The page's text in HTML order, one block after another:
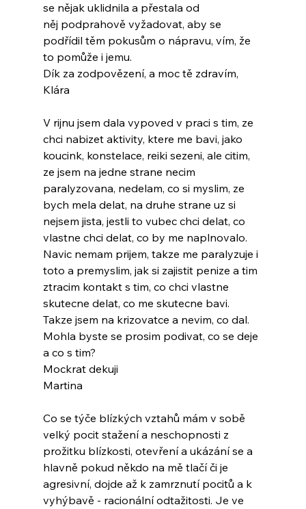
se nějak uklidnila a přestala od
něj podprahově vyžadovat, aby se
podřídil těm pokusům o nápravu, vím, že
to pomůže i jemu.
Dík za zodpovězení, a moc tě zdravím,
Klára
V rijnu jsem dala vypoved v praci s tim, ze
chci nabizet aktivity, ktere me bavi, jako
koucink, konstelace, reiki sezeni, ale citim,
ze jsem na jedne strane necim
paralyzovana, nedelam, co si myslim, ze
bych mela delat, na druhe strane uz si
nejsem jista, jestli to vubec chci delat, co
vlastne chci delat, co by me naplnovalo.
Navic nemam prijem, takze me paralyzuje i
toto a premyslim, jak si zajistit penize a tim
ztracim kontakt s tim, co chci vlastne
skutecne delat, co me skutecne bavi.
Takze jsem na krizovatce a nevim, co dal.
Mohla byste se prosim podivat, co se deje
a co s tim?
Mockrat dekuji
Martina
Co se týče blízkých vztahů mám v sobě
velký pocit stažení a neschopnosti z
prožitku blízkosti, otevření a ukázání se a
hlavně pokud někdo na mě tlačí či je
agresivní, dojde až k zamrznutí pocitů a k
vyhýbavě - racionální odtažitosti. Je ve